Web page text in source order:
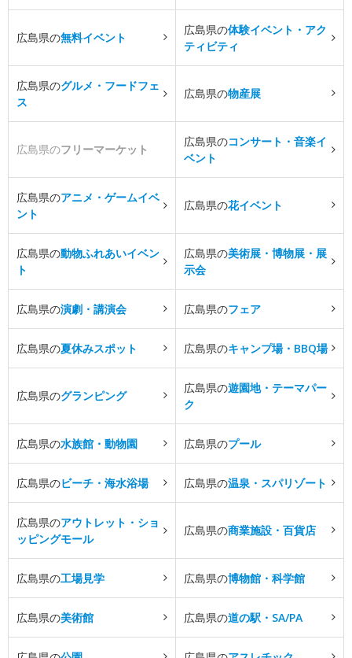
広島県の無料イベント
広島県の体験イベント・アク
ティビティ
広島県のグルメ・フードフェ
ス
広島県の物産展
広島県のフリーマーケット
広島県のコンサート・音楽イ
ベント
広島県のアニメ・ゲームイベ
ント
広島県の花イベント
広島県の動物ふれあいイベン
ト
広島県の美術展・博物展・展
示会
広島県の演劇・講演会 広島県のフェア
広島県の夏休みスポット 広島県のキャンプ場・BBQ場
広島県のグランピング
広島県の遊園地・テーマパー
ク
広島県の水族館・動物園 広島県のプール
広島県のビーチ・海水浴場 広島県の温泉・スパリゾート
広島県のアウトレット・ショ
ッピングモール
広島県の商業施設・百貨店
広島県の工場見学 広島県の博物館・科学館
広島県の美術館 広島県の道の駅・SA/PA